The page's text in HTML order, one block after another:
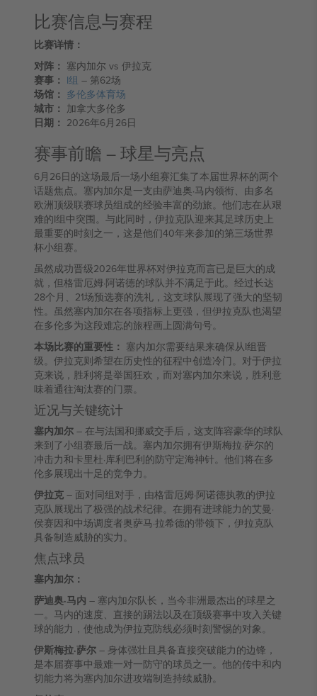
比赛信息与赛程
比赛详情：
对阵： 塞内加尔 vs 伊拉克
赛事： I组 – 第62场
场馆： 多伦多体育场
城市： 加拿大多伦多
日期： 2026年6月26日
赛事前瞻 – 球星与亮点
6月26日的这场最后一场小组赛汇集了本届世界杯的两个
话题焦点。塞内加尔是一支由萨迪奥·马内领衔、由多名
欧洲顶级联赛球员组成的经验丰富的劲旅。他们志在从艰
难的I组中突围。与此同时，伊拉克队迎来其足球历史上
最重要的时刻之一，这是他们40年来参加的第三场世界
杯小组赛。
虽然成功晋级2026年世界杯对伊拉克而言已是巨大的成
就，但格雷厄姆·阿诺德的球队并不满足于此。经过长达
28个月、21场预选赛的洗礼，这支球队展现了强大的坚韧
性。虽然塞内加尔在各项指标上更强，但伊拉克队也渴望
在多伦多为这段难忘的旅程画上圆满句号。
本场比赛的重要性： 塞内加尔需要结果来确保从I组晋
级。伊拉克则希望在历史性的征程中创造冷门。对于伊拉
克来说，胜利将是举国狂欢，而对塞内加尔来说，胜利意
味着通往淘汰赛的门票。
近况与关键统计
塞内加尔 – 在与法国和挪威交手后，这支阵容豪华的球队
来到了小组赛最后一战。塞内加尔拥有伊斯梅拉·萨尔的
冲击力和卡里杜·库利巴利的防守定海神针。他们将在多
伦多展现出十足的竞争力。
伊拉克 – 面对同组对手，由格雷厄姆·阿诺德执教的伊拉
克队展现出了极强的战术纪律。在拥有进球能力的艾曼·
侯赛因和中场调度者奥萨马·拉希德的带领下，伊拉克队
具备制造威胁的实力。
焦点球员
塞内加尔：
萨迪奥·马内 – 塞内加尔队长，当今非洲最杰出的球星之
一。马内的速度、直接的踢法以及在顶级赛事中攻入关键
球的能力，使他成为伊拉克防线必须时刻警惕的对象。
伊斯梅拉·萨尔 – 身体强壮且具备直接突破能力的边锋，
是本届赛事中最难一对一防守的球员之一。他的传中和内
切能力将为塞内加尔进攻端制造持续威胁。